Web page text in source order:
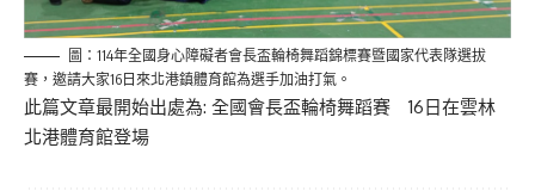
圖：114年全國身心障礙者會長盃輪椅舞蹈錦標賽暨國家代表隊選拔
賽，邀請大家16日來北港鎮體育館為選手加油打氣。
此篇文章最開始出處為: 全國會長盃輪椅舞蹈賽 16日在雲林
北港體育館登場